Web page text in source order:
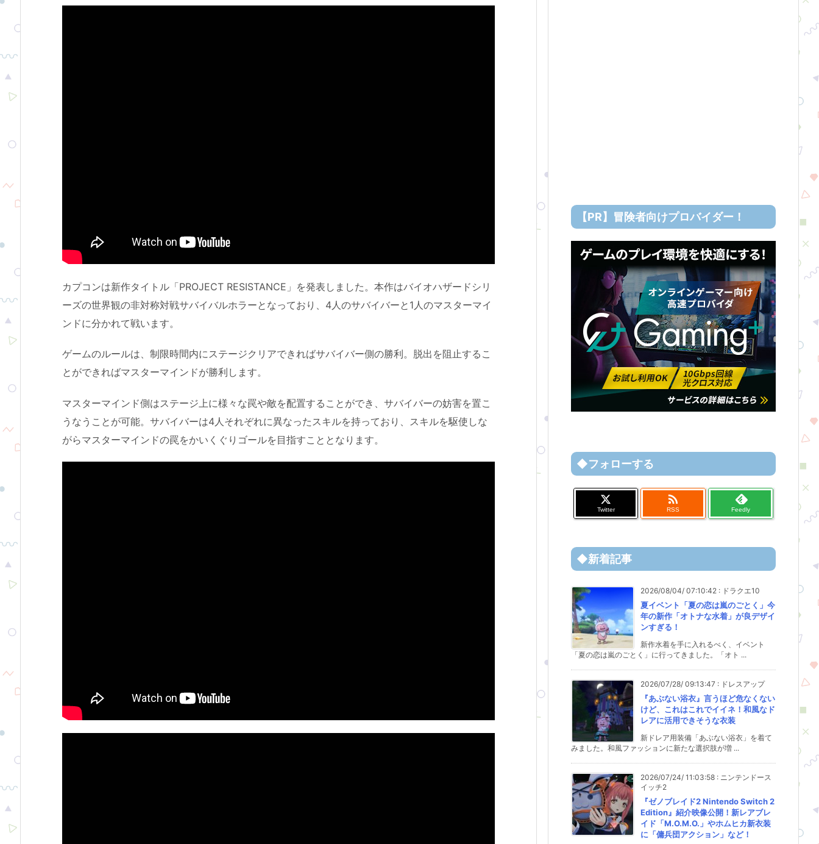
カプコンは新作タイトル「PROJECT RESISTANCE」を発表しました。本作はバイオハザードシリ
ーズの世界観の非対称対戦サバイバルホラーとなっており、4人のサバイバーと1人のマスターマイ
ンドに分かれて戦います。
ゲームのルールは、制限時間内にステージクリアできればサバイバー側の勝利。脱出を阻止するこ
とができればマスターマインドが勝利します。
マスターマインド側はステージ上に様々な罠や敵を配置することができ、サバイバーの妨害を置こ
うなうことが可能。サバイバーは4人それぞれに異なったスキルを持っており、スキルを駆使しな
がらマスターマインドの罠をかいくぐりゴールを目指すこととなります。
【PR】冒険者向けプロバイダー！
◆フォローする
Twitter

RSS Feedly
◆新着記事
2026/08/04/ 07:10:42 : ドラクエ10
夏イベント「夏の恋は嵐のごとく」今
年の新作「オトナな水着」が良デザイ
ンすぎる！
新作水着を手に入れるべく、イベント
「夏の恋は嵐のごとく」に行ってきました。「オト ...
2026/07/28/ 09:13:47 : ドレスアップ
『あぶない浴衣』言うほど危なくない
けど、これはこれでイイネ！和風なド
レアに活用できそうな衣装
新ドレア用装備「あぶない浴衣」を着て
みました。和風ファッションに新たな選択肢が増 ...
2026/07/24/ 11:03:58 : ニンテンドース
イッチ2
『ゼノブレイド2 Nintendo Switch 2
Edition』紹介映像公開！新レアブレ
イド「M.O.M.O.」やホムヒカ新衣装
に「傭兵団アクション」など！